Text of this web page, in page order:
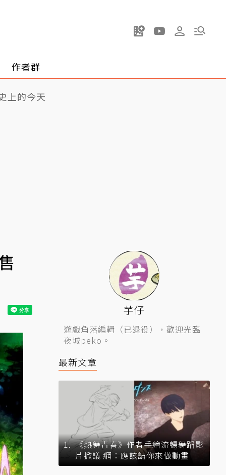
作者群
上的今天
芋仔
遊戲角落編輯（已退役），歡迎光臨
夜城peko。
最新文章
《熱舞青春》作者手繪流暢舞蹈影
片掀議 網：應該請你來做動畫